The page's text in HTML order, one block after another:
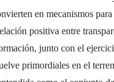
en mecanismos
positiva entre
junto con el
primordiales en el